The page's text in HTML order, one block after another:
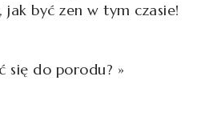
być zen w tym czasie!
się do porodu? »